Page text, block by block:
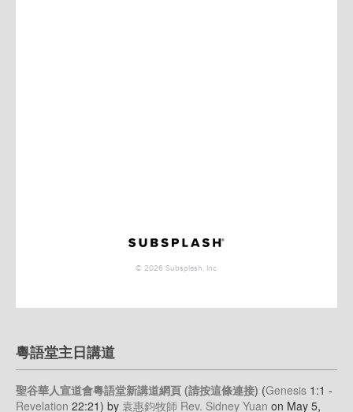
粵語堂主日講道
聖谷華人宣道會粵語堂新講道網頁 (請按這條連接) (Genesis 1:1 -
Revelation 22:21) by 袁惠鈞牧師 Rev. Sidney Yuan on May 5,